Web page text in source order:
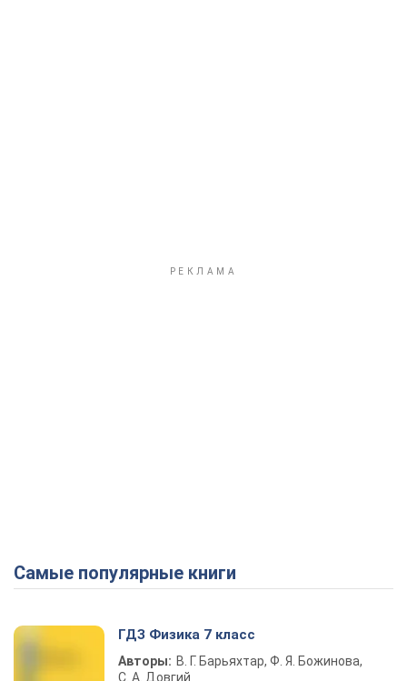
Самые популярные книги
ГДЗ Физика 7 класс
Авторы: В. Г. Барьяхтар, Ф. Я. Божинова,
С. А. Довгий